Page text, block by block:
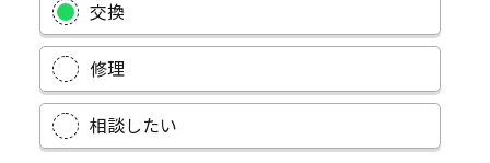
交換
修理
相談したい